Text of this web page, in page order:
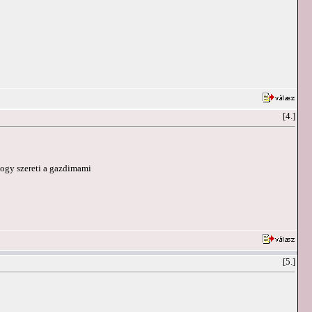
[4.]
szereti a gazdimami
[5.]